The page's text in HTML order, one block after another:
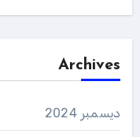
Archives
ديسمبر 2024